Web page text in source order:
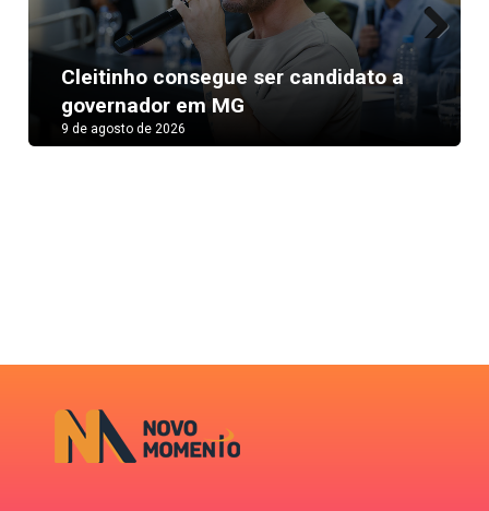
Cleitinho consegue ser candidato a
governador em MG
9 de agosto de 2026
Next